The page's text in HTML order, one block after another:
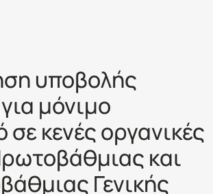
υποβολής
μόνιμο
σε κενές οργανικές
και
Γενικής